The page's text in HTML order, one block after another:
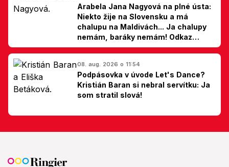
Arabela Jana Nagyová na plné ústa:
Niekto žije na Slovensku a má
chalupu na Maldivách... Ja chalupy
nemám, baráky nemám! Odkaz
Slovákom
08. aug. 2026 o 11:54
Podpásovka v úvode Let's Dance?
Kristián Baran si nebral servítku: Ja
som stratil slová!